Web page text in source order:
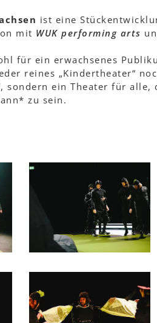
ist eine
mit WUK performing arts
für ein erwachsenes
reines „Kindertheater“
sondern ein Theater für
zu sein.